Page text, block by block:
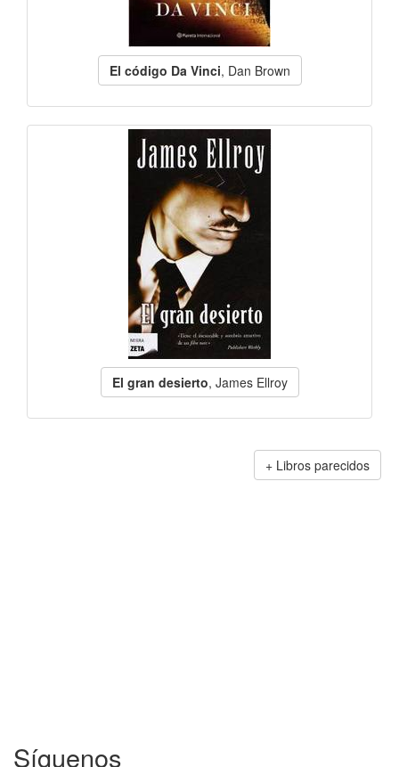
El código Da Vinci, Dan Brown
El gran desierto, James Ellroy
Libros parecidos
Síguenos